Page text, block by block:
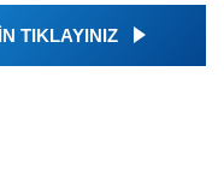
TIKLAYINIZ